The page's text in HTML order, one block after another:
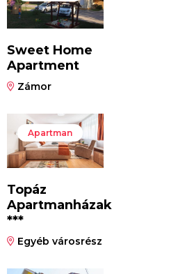
Sweet Home
Apartment
Zámor
Apartman
Topáz
Apartmanházak
***
Egyéb városrész